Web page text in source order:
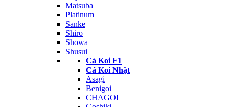
Matsuba
Platinum
Sanke
Shiro
Showa
Shusui
Cá Koi F1
Cá Koi Nhật
Asagi
Benigoi
CHAGOI